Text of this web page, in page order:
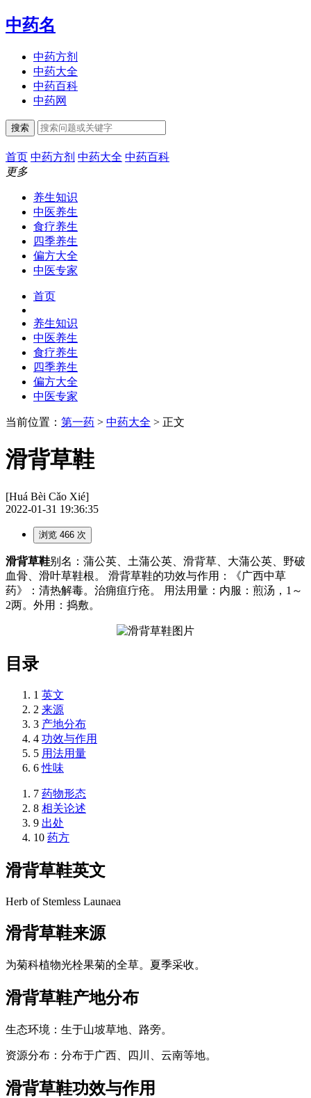
中药名
中药方剂
中药大全
中药百科
中药网
搜索
首页 中药方剂 中药大全 中药百科
更多
养生知识
中医养生
食疗养生
四季养生
偏方大全
中医专家
首页
养生知识
中医养生
食疗养生
四季养生
偏方大全
中医专家
当前位置： 第一药 > 中药大全 > 正文
滑背草鞋
[Huá Bèi Cǎo Xié]
2022-01-31 19:36:35
浏览 466 次
滑背草鞋别名：蒲公英、土蒲公英、滑背草、大蒲公英、野破
血骨、滑叶草鞋根。 滑背草鞋的功效与作用：《广西中草
药》：清热解毒。治痈疽疔疮。 用法用量：内服：煎汤，1～
2两。外用：捣敷。
目录
1 英文
2 来源
3 产地分布
4 功效与作用
5 用法用量
6 性味
7 药物形态
8 相关论述
9 出处
10 药方
滑背草鞋英文
Herb of Stemless Launaea
滑背草鞋来源
为菊科植物光栓果菊的全草。夏季采收。
滑背草鞋产地分布
生态环境：生于山坡草地、路旁。
资源分布：分布于广西、四川、云南等地。
滑背草鞋功效与作用